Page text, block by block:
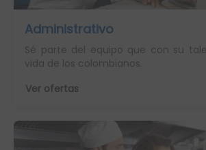
Administrativo
Sé parte del equipo que con su
vida de los colombianos.
Ver ofertas